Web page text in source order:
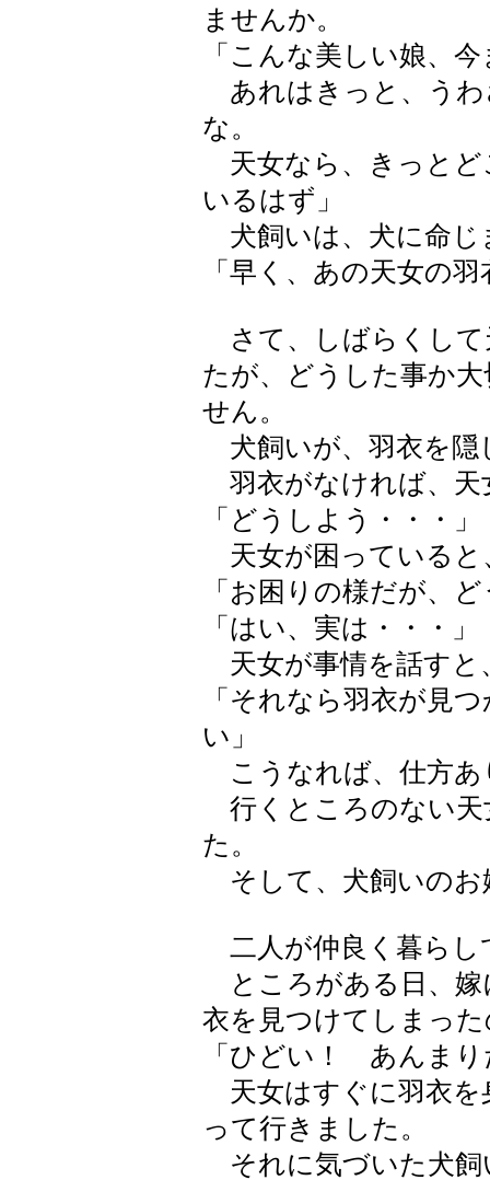
ませんか。
「こんな美しい娘、
あれはきっと、うわ
な。
天女なら、きっとど
いるはず」
犬飼いは、犬に命じ
「早く、あの天女の
さて、しばらくして
たが、どうした事か
せん。
犬飼いが、羽衣を隠
羽衣がなければ、天
「どうしよう・・・」
天女が困っていると
「お困りの様だが、
「はい、実は・・・」
天女が事情を話すと
「それなら羽衣が見
い」
こうなれば、仕方あ
行くところのない天
た。
そして、犬飼いのお
二人が仲良く暮らし
ところがある日、嫁
衣を見つけてしまっ
「ひどい！ あんまり
天女はすぐに羽衣を
って行きました。
それに気づいた犬飼